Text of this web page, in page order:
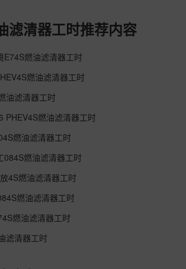
滤清器工时推荐内容
E74S燃油滤清器工时
燃油滤清器工时
油滤清器工时
PHEV4S燃油滤清器工时
燃油滤清器工时
084S燃油滤清器工时
4S燃油滤清器工时
燃油滤清器工时
燃油滤清器工时
滤清器工时